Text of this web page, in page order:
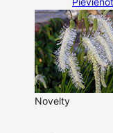
Contacts
Novelty